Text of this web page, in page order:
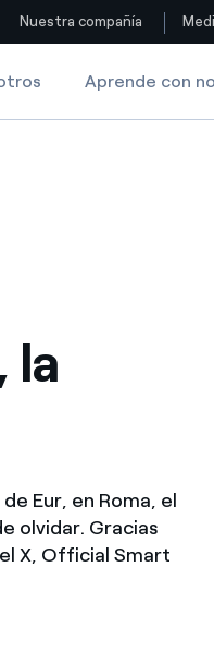
Siga
Nuestra compañía
Aprende con
la
Eur, en Roma, el
olvidar. Gracias
X, Official Smart